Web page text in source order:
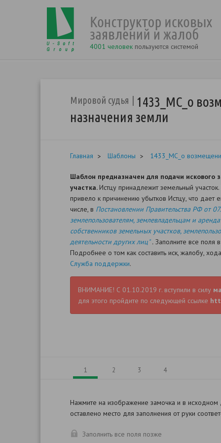
4001 человек пользуются системой
Мировой судья
1433_МС_о
назначения земли
Главная Шаблоны 1433_МС_о
Шаблон предназначен для подачи искового
участка. Истцу принадлежит земельный
привело к причинению убытков Истцу, что
числе, в Постановлении Правительства РФ от
землепользователям, землевладельцам и
собственников земельных участков,
деятельности других лиц". Заполните все поля
Подробнее о том как составить иск, жалобу,
Служба поддержки.
ВНИМАНИЕ! С 01.10.2019 г. вступили в силу
для этого пройдите по следующей ссылке
1 2 3 4
Нажмите на изображение замочка и в исходном
оставлено место для заполнения от руки
Заполнить все поля позже